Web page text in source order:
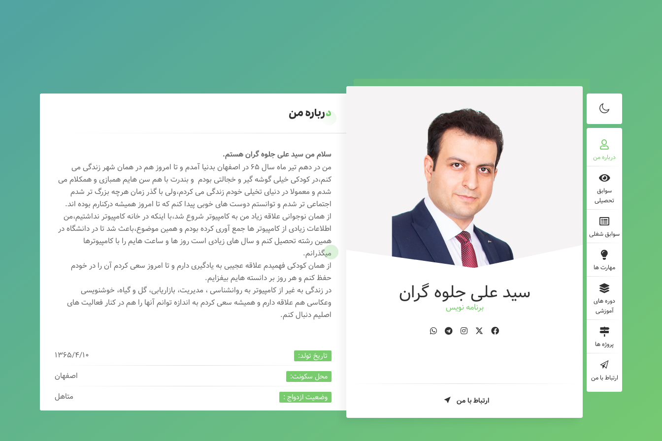
درباره من
سوابق
تحصیلی
سوابق شغلی
مهارت ها
دوره های
آموزشی
پروژه ها
ارتباط با من
سید علی جلوه گران
برنامه
ارتباط با من
درباره من
سلام من سید علی جلوه گران هستم.
من در دهم تیر ماه سال ۶۵ در اصفهان بدنیا آمدم و تا امروز هم در همان شهر زندگی می
کنم،در کودکی خیلی گوشه گیر و خجالتی بودم و بندرت با هم سن هایم همبازی و همکلام می
شدم و معمولا در دنیای تخیلی خودم زندگی می کردم،ولی با گذر زمان هرچه بزرگ تر شدم
اجتماعی تر شدم و توانستم دوست های خوبی پیدا کنم که تا امروز همیشه درکنارم بوده اند.
از همان نوجوانی علاقه زیاد من به کامپیوتر شروع شد،با اینکه در خانه کامپیوتر نداشتیم،من
اطلاعات زیادی از کامپیوتر ها جمع آوری کرده بودم و همین موضوع،باعث شد تا در دانشگاه در
همین رشته تحصیل کنم و سال های زیادی است روز ها و ساعت هایم را با کامپیوترها
میگذرانم.
از همان کودکی فهمیدم علاقه عجیبی به یادگیری دارم و تا امروز سعی کردم آن را در خودم
حفظ کنم و هر روز بر دانسته هایم بیفزایم.
در زندگی به غیر از کامپیوتر به روانشناسی ، مدیریت، بازاریابی، گل و گیاه، خوشنویسی
وعکاسی هم علاقه دارم و همیشه سعی کردم به اندازه توانم آنها را هم در کنار فعالیت های
اصلیم دنبال کنم.
تاریخ تولد: ۱۳۶۵/۴/۱۰
محل سکونت: اصفهان
وضعیت ازدواج : متاهل